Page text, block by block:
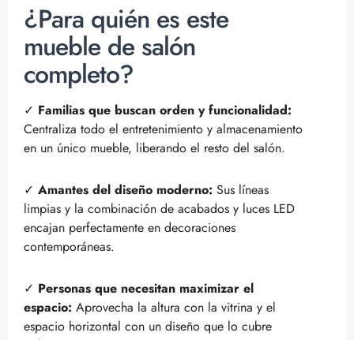
¿Para quién es este
mueble de salón
completo?
✓ Familias que buscan orden y funcionalidad:
Centraliza todo el entretenimiento y almacenamiento
en un único mueble, liberando el resto del salón.
✓ Amantes del diseño moderno: Sus líneas
limpias y la combinación de acabados y luces LED
encajan perfectamente en decoraciones
contemporáneas.
✓ Personas que necesitan maximizar el
espacio: Aprovecha la altura con la vitrina y el
espacio horizontal con un diseño que lo cubre